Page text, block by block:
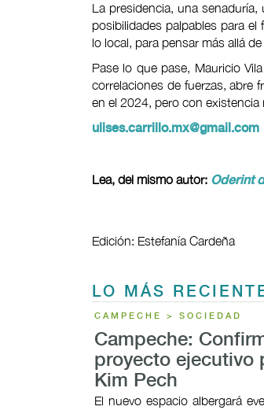
La presidencia, una
posibilidades palpables para
lo local, para pensar más allá
Pase lo que pase, Mauricio
correlaciones de fuerzas, abre
en el 2024, pero con existencia
ulises.carrillo.mx@gmail.com
Lea, del mismo autor: Oderint
Edición: Estefanía Cardeña
LO MÁS
CAMPECHE > SOCIEDAD
Campeche:
proyecto ejecutivo
Kim Pech
El nuevo espacio albergará